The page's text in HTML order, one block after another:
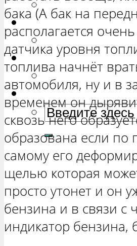
РЕМОНТ ВАЗ
Ока
РЕМОНТ ВАЗ
Ларгус
РЕМОНТ ЛАДА
бака (А бак на
располагается
датчика уровня
топлива начнёт
автомобиля, ну и в
временем он
сквозь него
образована если по
самому его
щелью которая
просто утонет и он
бензина и в связи с
индикатор бензина,